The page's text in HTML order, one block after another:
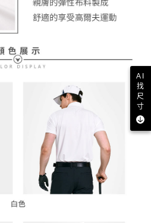
AI
找
尺
寸